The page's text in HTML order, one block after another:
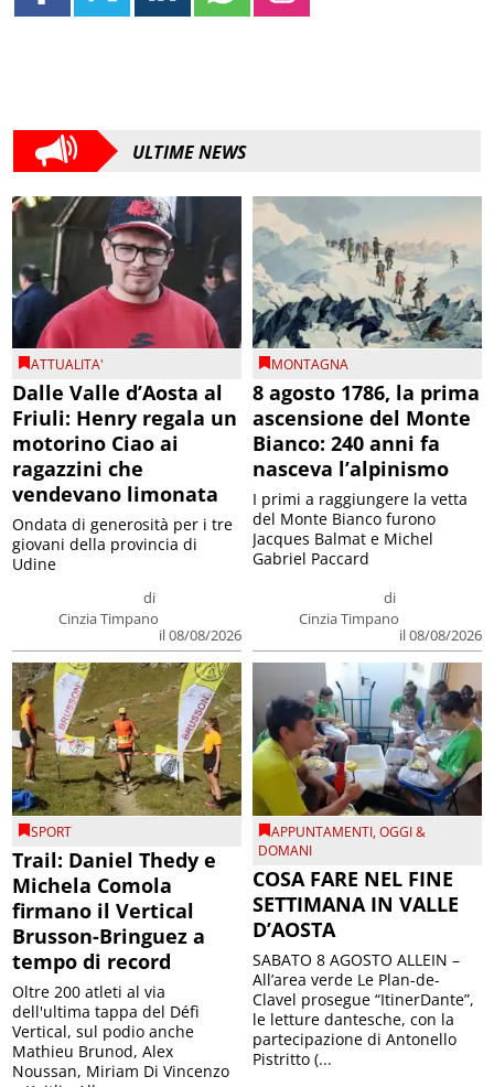
ULTIME NEWS
ATTUALITA'
Dalle Valle d’Aosta al
Friuli: Henry regala un
motorino Ciao ai
ragazzini che
vendevano limonata
di
Cinzia Timpano
il 08/08/2026
Ondata di generosità per i tre
giovani della provincia di
Udine
MONTAGNA
8 agosto 1786, la prima
ascensione del Monte
Bianco: 240 anni fa
nasceva l’alpinismo
di
Cinzia Timpano
il 08/08/2026
I primi a raggiungere la vetta
del Monte Bianco furono
Jacques Balmat e Michel
Gabriel Paccard
SPORT
Trail: Daniel Thedy e
Michela Comola
firmano il Vertical
Brusson-Bringuez a
tempo di record
Oltre 200 atleti al via
dell'ultima tappa del Défì
Vertical, sul podio anche
Mathieu Brunod, Alex
Noussan, Miriam Di Vincenzo
APPUNTAMENTI,OGGI &
DOMANI
COSA FARE NEL FINE
SETTIMANA IN VALLE
D’AOSTA
SABATO 8 AGOSTO ALLEIN –
All’area verde Le Plan-de-
Clavel prosegue “ItinerDante”,
le letture dantesche, con la
partecipazione di Antonello
Pistritto (...